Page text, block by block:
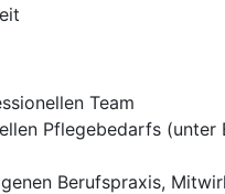
Team
Pflegebedarfs
Berufspraxis,